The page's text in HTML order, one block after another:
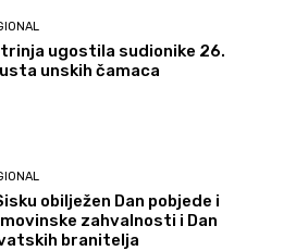
ugostila sudionike 26.
unskih čamaca
obilježen Dan pobjede i
zahvalnosti i Dan
branitelja